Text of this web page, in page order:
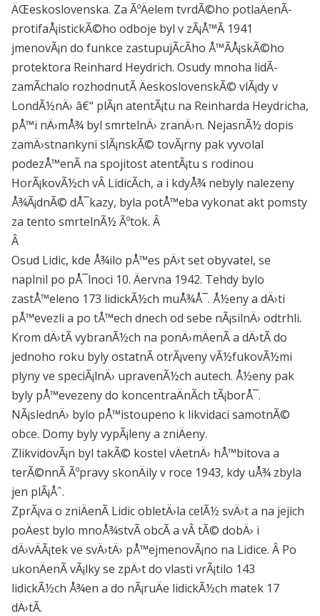
ÄŒeskoslovenska. Za ÃºÄelem tvrdÃ©ho potlaÄenÃ­
protifaÅ¡istickÃ©ho odboje byl v zÃ¡Å™Ã­ 1941
jmenovÃ¡n do funkce zastupujÃ­cÃ­ho Å™Ã­Å¡skÃ©ho
protektora Reinhard Heydrich. Osudy mnoha lidÃ­
zamÃ­chalo rozhodnutÃ­ ÄeskoslovenskÃ© vlÃ¡dy v
LondÃ½nÄ› â€“ plÃ¡n atentÃ¡tu na Reinharda Heydricha,
pÅ™i nÄ›mÅ¾ byl smrtelnÄ› zranÄ›n. NejasnÃ½ dopis
zamÄ›stnankyni slÃ¡nskÃ© tovÃ¡rny pak vyvolal
podezÅ™enÃ­ na spojitost atentÃ¡tu s rodinou
HorÃ¡kovÃ½ch vÂ LidicÃ­ch, a i kdyÅ¾ nebyly nalezeny
Å¾Ã¡dnÃ© dÅ¯kazy, byla potÅ™eba vykonat akt pomsty
za tento smrtelnÃ½ Ãºtok. Â
Â
Osud Lidic, kde Å¾ilo pÅ™es pÄ›t set obyvatel, se
naplnil po pÅ¯lnoci 10. Äervna 1942. Tehdy bylo
zastÅ™eleno 173 lidickÃ½ch muÅ¾Å¯. Å½eny a dÄ›ti
pÅ™evezli a po tÅ™ech dnech od sebe nÃ¡silnÄ› odtrhli.
Krom dÄ›tÃ­ vybranÃ½ch na ponÄ›mÄenÃ­ a dÄ›tÃ­ do
jednoho roku byly ostatnÃ­ otrÃ¡veny vÃ½fukovÃ½mi
plyny ve speciÃ¡lnÄ› upravenÃ½ch autech. Å½eny pak
byly pÅ™evezeny do koncentraÄnÃ­ch tÃ¡borÅ¯.
NÃ¡slednÄ› bylo pÅ™istoupeno k likvidaci samotnÃ©
obce. Domy byly vypÃ¡leny a zniÄeny.
ZlikvidovÃ¡n byl takÃ© kostel vÄetnÄ› hÅ™bitova a
terÃ©nnÃ­ Ãºpravy skonÄily v roce 1943, kdy uÅ¾ zbyla
jen plÃ¡Åˆ.
ZprÃ¡va o zniÄenÃ­ Lidic obletÄ›la celÃ½ svÄ›t a na jejich
poÄest bylo mnoÅ¾stvÃ­ obcÃ­ a vÂ tÃ© dobÄ› i
dÄ›vÄÃ¡tek ve svÄ›tÄ› pÅ™ejmenovÃ¡no na Lidice. Â Po
ukonÄenÃ­ vÃ¡lky se zpÄ›t do vlasti vrÃ¡tilo 143
lidickÃ½ch Å¾en a do nÃ¡ruÄe lidickÃ½ch matek 17
dÄ›tÃ­.